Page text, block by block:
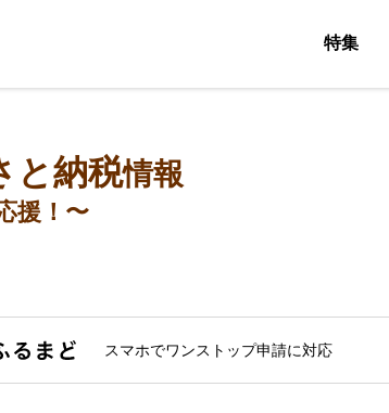
特集
と納税情報
援！〜
スマホでワンストップ申請に対応